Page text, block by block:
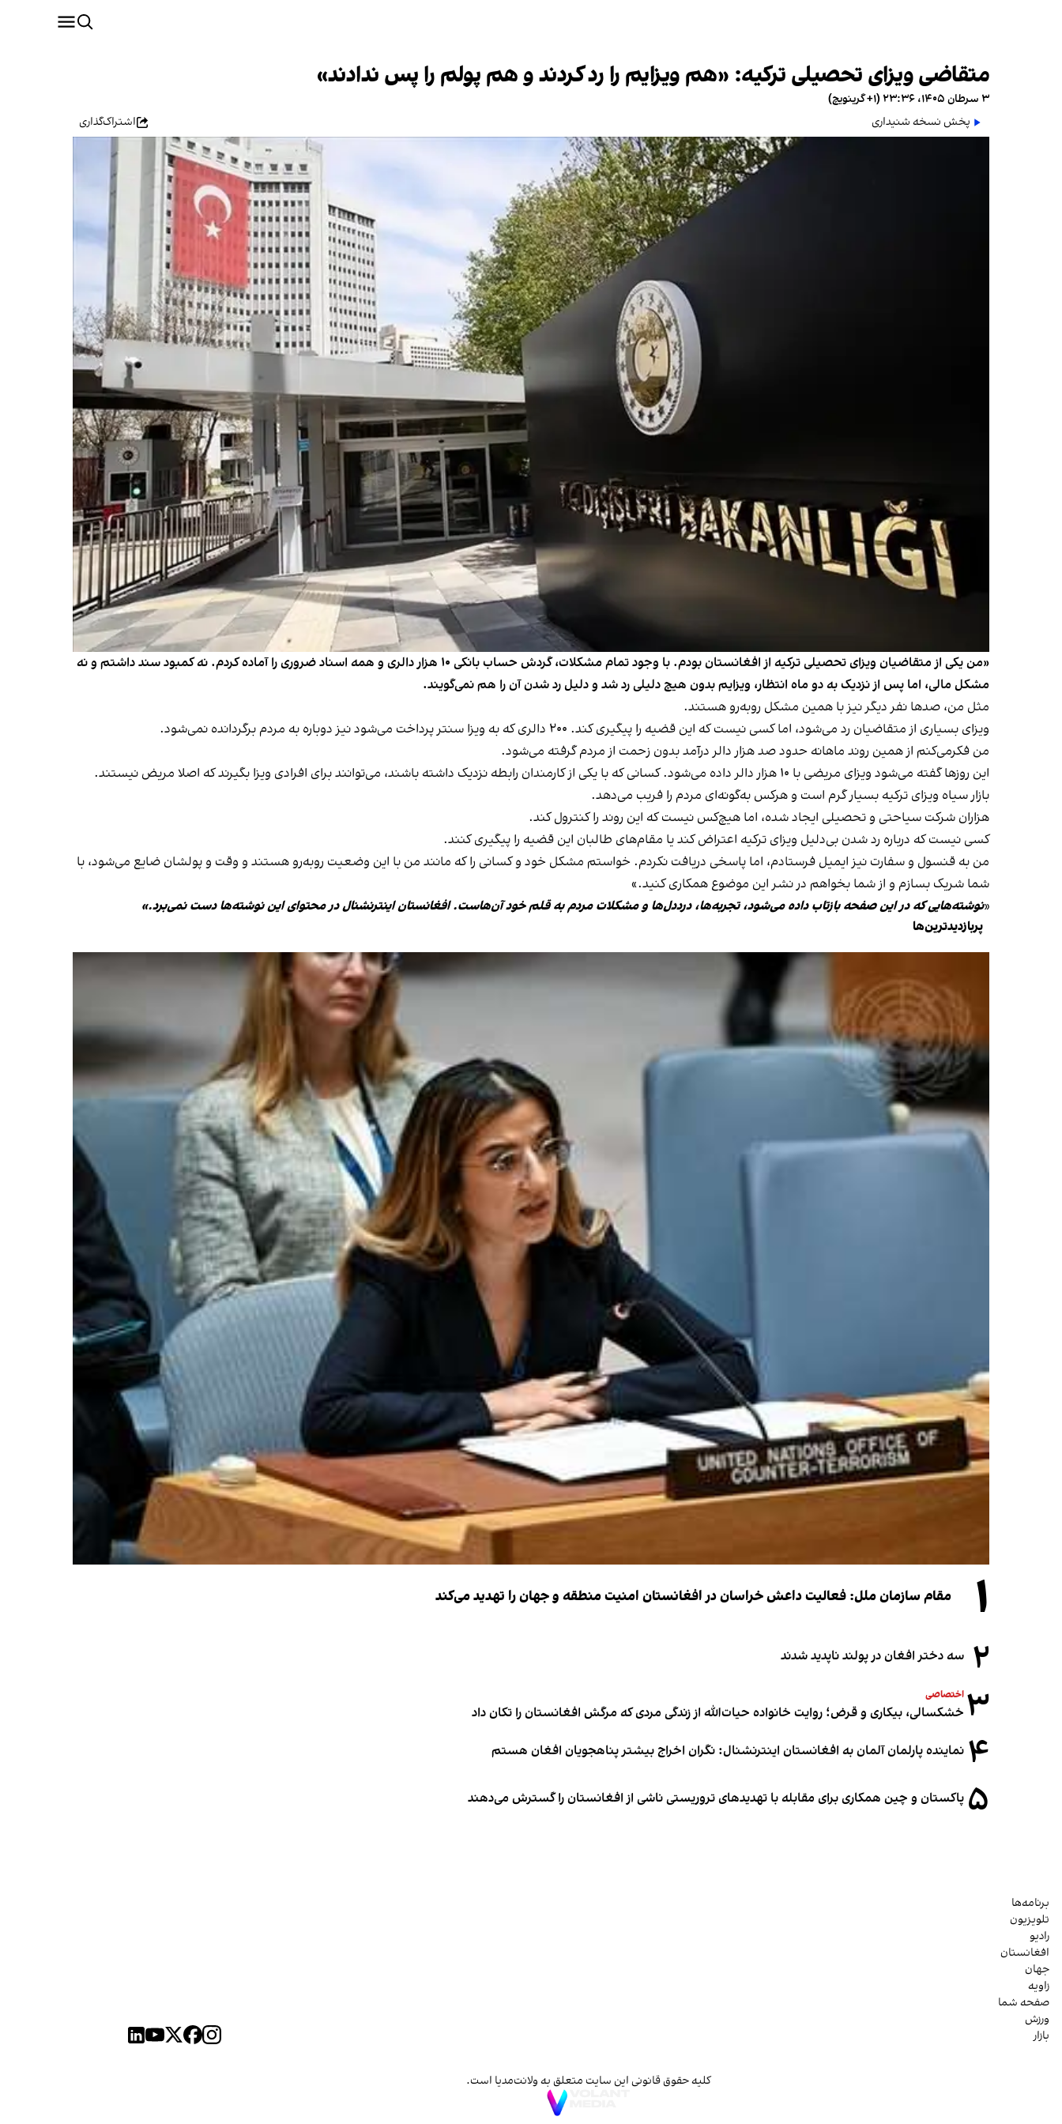
متقاضی ویزای تحصیلی ترکیه: «هم ویزایم را رد کردند و هم پولم را پس ندادند»
۳ سرطان ۱۴۰۵، ۲۳:۳۶ (‎+۱ گرینویچ)
پخش نسخه شنیداری
اشتراک‌گذاری
«من یکی از متقاضیان ویزای تحصیلی ترکیه از افغانستان بودم. با وجود تمام مشکلات، گردش حساب بانکی ۱۰ هزار دالری و همه اسناد ضروری را آماده کردم. نه کمبود سند داشتم و نه
مشکل مالی، اما پس از نزدیک به دو ماه انتظار، ویزایم بدون هیچ دلیلی رد شد و دلیل رد شدن آن را هم نمی‌گویند.
مثل من، صدها نفر دیگر نیز با همین مشکل روبه‌رو هستند.
ویزای بسیاری از متقاضیان رد می‌شود، اما کسی نیست که این قضیه را پیگیری کند. ۲۰۰ دالری که به ویزا سنتر پرداخت می‌شود نیز دوباره به مردم برگردانده نمی‌شود.
من فکر‌می‌کنم از همین روند ماهانه حدود صد هزار دالر درآمد بدون زحمت از مردم گرفته می‌شود.‌
این روزها گفته می‌شود ویزای مریضی با ۱۰ هزار دالر داده می‌شود. کسانی که با یکی از کارمندان رابطه نزدیک داشته باشند، می‌توانند برای افرادی ویزا بگیرند که اصلا مریض نیستند.
بازار سیاه ویزای ترکیه بسیار گرم است و هرکس به‌گونه‌ای مردم را فریب می‌دهد.
هزاران شرکت سیاحتی و تحصیلی ایجاد شده، اما هیچ‌کس نیست که این روند را کنترول کند.
کسی نیست که درباره رد شدن بی‌دلیل ویزای ترکیه اعتراض کند یا مقام‌های طالبان این قضیه را پیگیری کنند.
من به قنسول و سفارت نیز ایمیل فرستادم، اما پاسخی دریافت نکردم. خواستم مشکل خود و کسانی را که مانند من با این وضعیت روبه‌رو هستند و وقت و پولشان ضایع می‌شود، با
شما شریک بسازم و از شما بخواهم در نشر این موضوع همکاری کنید.»
«نوشته‌هایی که در این صفحه بازتاب داده می‌شود، تجربه‌ها، درددل‌ها و مشکلات مردم به قلم خود آن‌هاست. افغانستان اینترنشنال در محتوای این نوشته‌ها دست نمی‌برد.»
پربازدیدترین‌ها
۱ مقام سازمان ملل: فعالیت داعش خراسان در افغانستان امنیت منطقه و جهان را تهدید می‌کند
۲ سه دختر افغان در پولند ناپدید شدند
۳ اختصاصی
خشکسالی، بیکاری و قرض؛ روایت خانواده حیات‌الله از زندگی مردی که مرگش افغانستان را تکان داد
۴ نماینده پارلمان آلمان به افغانستان اینترنشنال: نگران اخراج بیشتر پناهجویان افغان هستم
۵ پاکستان و چین همکاری برای مقابله با تهدیدهای تروریستی ناشی از افغانستان را گسترش می‌دهند
برنامه‌ها
تلویزیون
رادیو
افغانستان
جهان
زاویه
صفحه شما
ورزش
بازار
کلیه حقوق قانونی این سایت متعلق به ولانت‌مدیا است.